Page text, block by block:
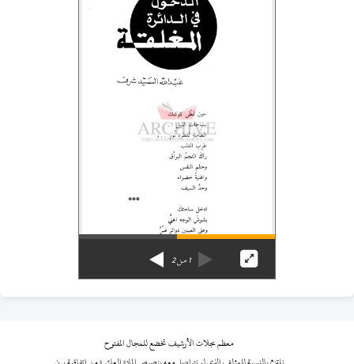
1من2
معظم مجلات الأرشيف تخضع للمجال المفتوح